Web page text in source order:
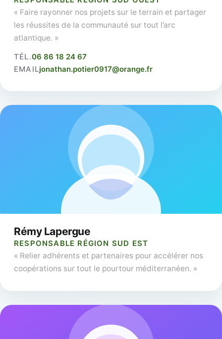
« Faire rayonner nos projets sur le terrain et partager
les réussites de la communauté sur tout l’arc
atlantique. »
TÉL.06 86 18 24 67
EMAILjonathan.potier0917@orange.fr
Rémy Lapergue
RESPONSABLE RÉGION SUD EST
« Relier adhérents et partenaires pour accélérer nos
coopérations sur tout le pourtour méditerranéen. »